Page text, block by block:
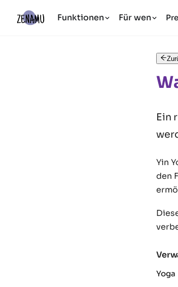
Funktionen Für wen
Ein
Yin
den
Yoga